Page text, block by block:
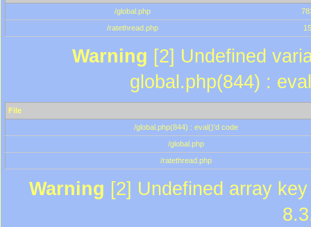
/global.php
/ratethread.php
15
Warning [2] Undefined
global.php(844) :
File
/global.php(844) : eval()'d code
/global.php
/ratethread.php
Warning [2] Undefined array